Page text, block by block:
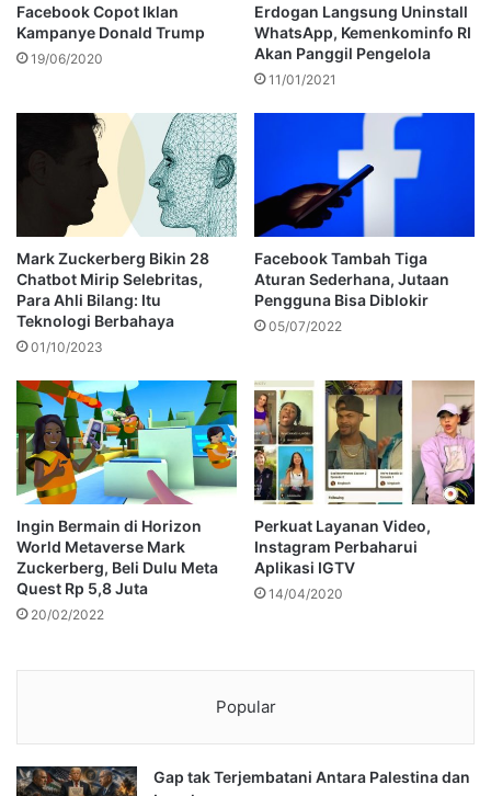
Facebook Copot Iklan
Kampanye Donald Trump
19/06/2020
Erdogan Langsung Uninstall
WhatsApp, Kemenkominfo RI
Akan Panggil Pengelola
11/01/2021
Mark Zuckerberg Bikin 28
Chatbot Mirip Selebritas,
Para Ahli Bilang: Itu
Teknologi Berbahaya
01/10/2023
Facebook Tambah Tiga
Aturan Sederhana, Jutaan
Pengguna Bisa Diblokir
05/07/2022
Ingin Bermain di Horizon
World Metaverse Mark
Zuckerberg, Beli Dulu Meta
Quest Rp 5,8 Juta
20/02/2022
Perkuat Layanan Video,
Instagram Perbaharui
Aplikasi IGTV
14/04/2020
Popular
Gap tak Terjembatani Antara Palestina dan